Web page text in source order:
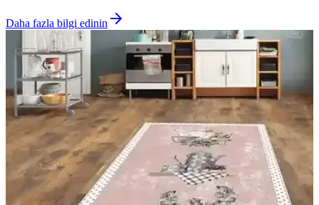
Daha fazla bilgi edinin